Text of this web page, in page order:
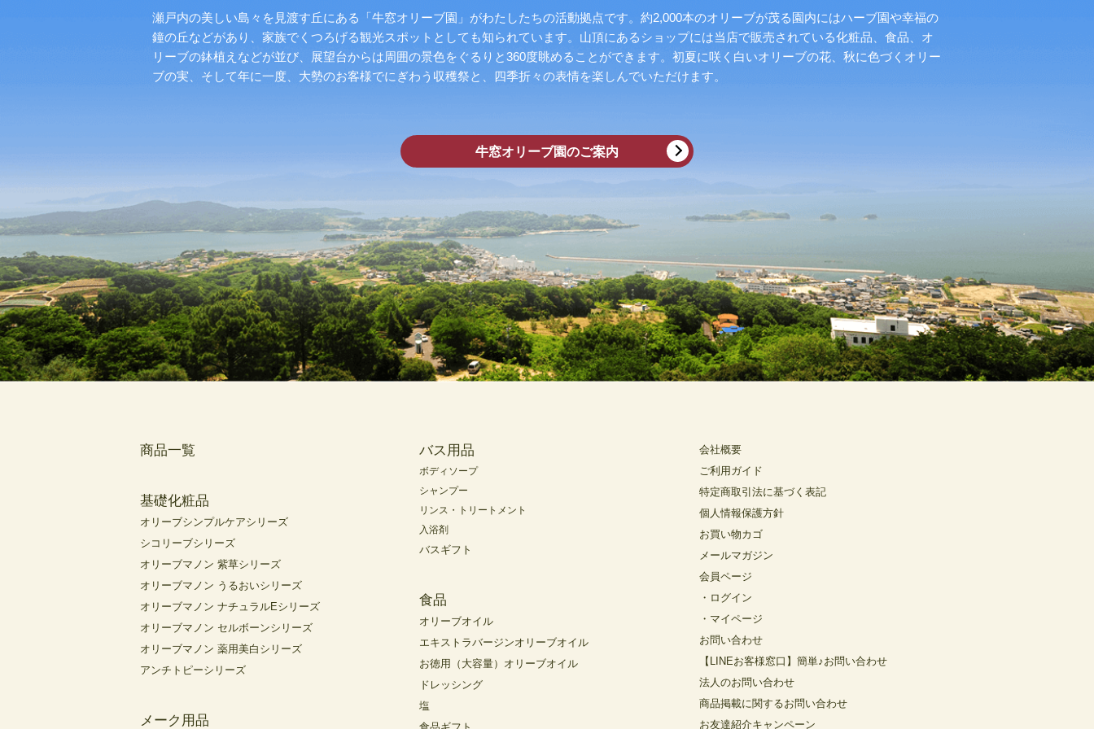
瀬戸内の美しい島々を見渡す丘にある「牛窓オリーブ園」がわたしたちの活動拠点です。約2,000本のオリーブが茂る園内にはハーブ園や幸福の
鐘の丘などがあり、家族でくつろげる観光スポットとしても知られています。山頂にあるショップには当店で販売されている化粧品、食品、オ
リーブの鉢植えなどが並び、展望台からは周囲の景色をぐるりと360度眺めることができます。初夏に咲く白いオリーブの花、秋に色づくオリー
ブの実、そして年に一度、大勢のお客様でにぎわう収穫祭と、四季折々の表情を楽しんでいただけます。
牛窓オリーブ園のご案内
商品一覧
基礎化粧品
オリーブシンプルケアシリーズ
シコリーブシリーズ
オリーブマノン 紫草シリーズ
オリーブマノン うるおいシリーズ
オリーブマノン ナチュラルEシリーズ
オリーブマノン セルボーンシリーズ
オリーブマノン 薬用美白シリーズ
アンチトピーシリーズ
メーク用品
バス用品
ボディソープ
シャンプー
リンス・トリートメント
入浴剤
バスギフト
食品
オリーブオイル
エキストラバージンオリーブオイル
お徳用（大容量）オリーブオイル
ドレッシング
塩
会社概要
ご利用ガイド
特定商取引法に基づく表記
個人情報保護方針
お買い物カゴ
メールマガジン
会員ページ
・ログイン
・マイページ
お問い合わせ
【LINEお客様窓口】簡単♪お問い合わせ
法人のお問い合わせ
商品掲載に関するお問い合わせ
お友達紹介キャンペーン